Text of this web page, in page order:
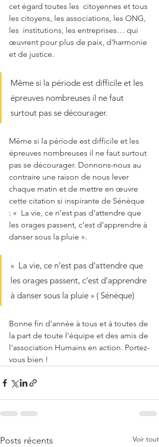
cet égard toutes les  citoyennes et tous
les citoyens, les associations, les ONG,
les  institutions, les entreprises… qui
œuvrent pour plus de paix, d'harmonie
et de justice.
Même si la période est difficile et les
épreuves nombreuses il ne faut
surtout pas se décourager.
Même si la période est difficile et les
épreuves nombreuses il ne faut surtout
pas se décourager. Donnons-nous au
contraire une raison de nous lever
chaque matin et de mettre en œuvre
cette citation si inspirante de Sénèque
: «  La vie, ce n’est pas d’attendre que
les orages passent, c’est d’apprendre à
danser sous la pluie ».
«  La vie, ce n’est pas d’attendre que
les orages passent, c’est d’apprendre
à danser sous la pluie » ( Sénèque)
Bonne fin d'année à tous et à toutes de
la part de toute l'équipe et des amis de
l'association Humains en action. Portez-
vous bien !
Posts récents Voir tout